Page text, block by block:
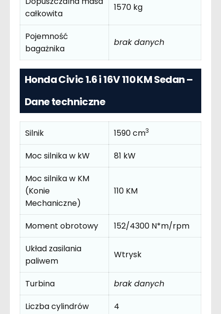
całkowita
1570 kg
Pojemność
bagażnika
brak danych
Honda Civic 1.6 i 16V 110 KM Sedan –
Dane techniczne
Silnik 1590 cm3
Moc silnika w kW
81 kW
Moc silnika w KM
(Konie
Mechaniczne)
110 KM
Moment obrotowy
152/4300 N*m/rpm
Układ zasilania
paliwem
Wtrysk
Turbina
brak danych
Liczba cylindrów
4